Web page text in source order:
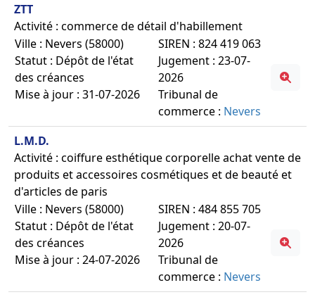
ZTT
Activité : commerce de détail d'habillement
Ville : Nevers (58000)
Statut : Dépôt de l'état
des créances
Mise à jour : 31-07-2026
SIREN : 824 419 063
Jugement : 23-07-
2026
Tribunal de
commerce : Nevers
L.M.D.
Activité : coiffure esthétique corporelle achat vente de
produits et accessoires cosmétiques et de beauté et
d'articles de paris
Ville : Nevers (58000)
Statut : Dépôt de l'état
des créances
Mise à jour : 24-07-2026
SIREN : 484 855 705
Jugement : 20-07-
2026
Tribunal de
commerce : Nevers